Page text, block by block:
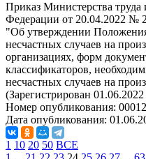
Приказ Министерства
Федерации от 20.04.2022 №
"Об утверждении Положения
несчастных случаев на
организациях, форм
классификаторов,
несчастных случаев на
(Зарегистрирован
Номер опубликования:
Дата опубликования:
1 10 20 50 ВСЕ